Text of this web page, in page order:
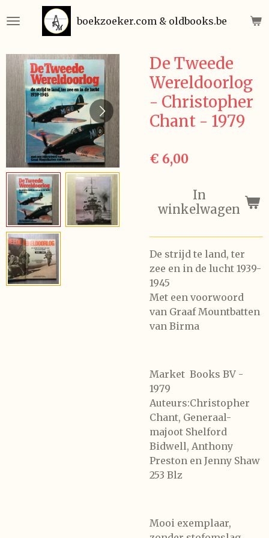
direct
de
hoofdinhoud
boekzoeker.com & oldbooks.be
De Tweede
Wereldoorlog
- Christopher
Chant - 1979
€ 6,00
In
winkelwagen
De strijd te land, ter
zee en in de lucht 1939-
1945
Met een voorwoord
van Graaf Mountbatten
van Birma
Market Books BV -
1979
Auteurs:Christopher
Chant, Generaal-
majoot Shelford
Bidwell, Anthony
Preston en Jenny Shaw
253 Blz
Mooi exemplaar,